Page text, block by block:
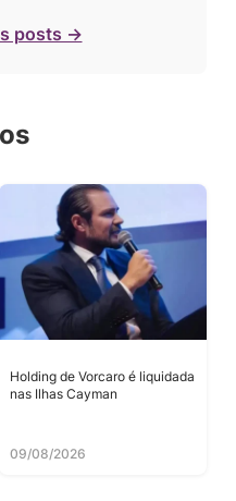
posts →
Holding de Vorcaro é liquidada
nas Ilhas Cayman
09/08/2026